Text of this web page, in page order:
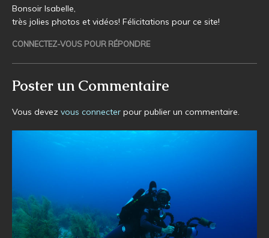
Bonsoir Isabelle,
très jolies photos et vidéos! Félicitations pour ce site!
CONNECTEZ-VOUS POUR RÉPONDRE
Poster un Commentaire
Vous devez vous connecter pour publier un commentaire.